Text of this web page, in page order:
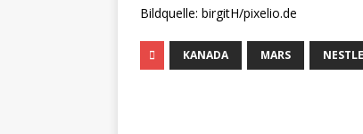
Bildquelle: birgitH/pixelio.de
KANADA MARS NESTLE